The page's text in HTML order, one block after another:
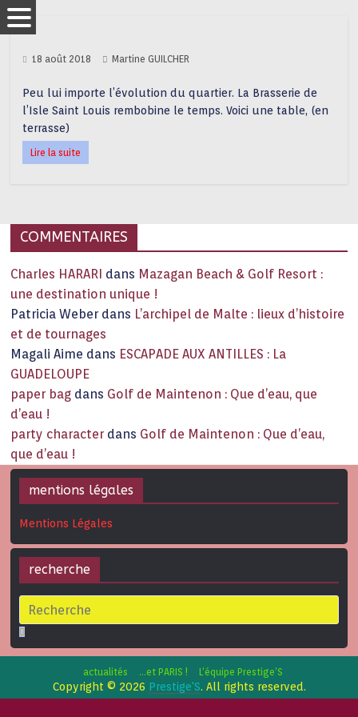
18 août 2018 Martine GUILCHER
Peu lui importe l’évolution du quartier. La Brasserie de
l’Isle Saint Louis rembobine le temps. Voici une table, (en
terrasse)
Lire la suite
COMMENTAIRES
Charles HARARI dans Mazagan Beach & Golf Resort :
une destination unique !
Patricia Weber dans L’archipel de Malte : lieux d’histoire
et de tournages
Magali Aime dans ESCAPADE AUX ANTILLES : La
GUADELOUPE
paper bag dans Golf de Maintenon : Que d’eau, que
d’eau !
party character dans Golf de Maintenon : Que d’eau,
que d’eau !
mentions légales
Mentions Légales
recherche
actualités …et PARIS ! L’équipe Prestige’S
Copyright © 2026 Prestige'S. All rights reserved.